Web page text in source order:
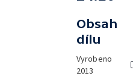
Obsah
dílu
Vyrobeno
2013